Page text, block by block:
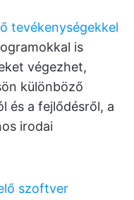
tevékenységekkel
is
végezhet,
különböző
és a fejlődésről, a
irodai
szoftver